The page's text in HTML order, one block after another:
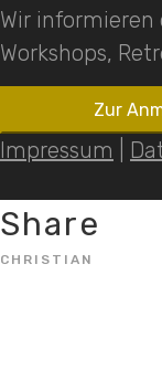
Wir informieren
Workshops,
Impressum
Share
CHRISTIAN